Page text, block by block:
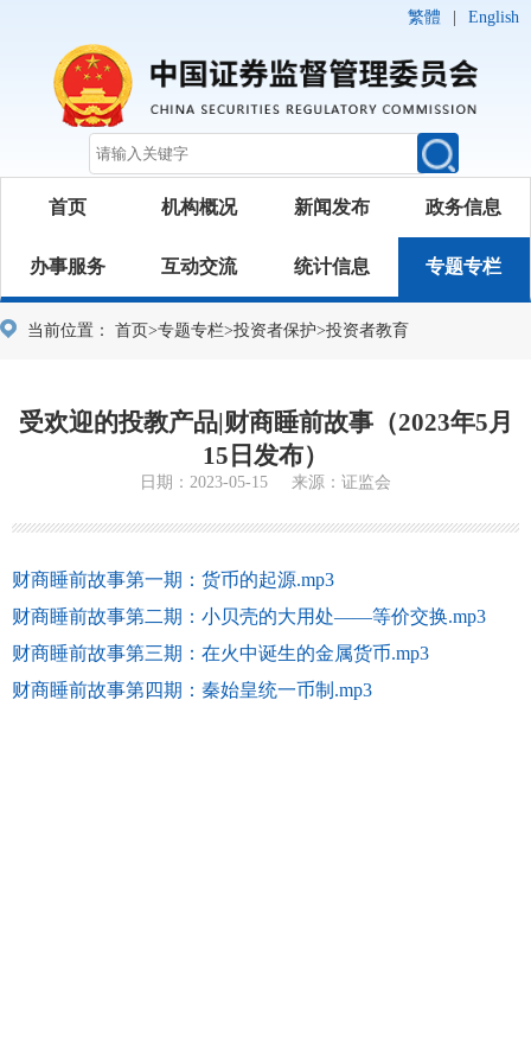
繁體 English
首页 机构概况 新闻发布 政务信息
办事服务 互动交流 统计信息 专题专栏
当前位置： 首页>专题专栏>投资者保护>投资者教育
受欢迎的投教产品|财商睡前故事（2023年5月
15日发布）
日期：2023-05-15 来源：证监会
财商睡前故事第一期：货币的起源.mp3
财商睡前故事第二期：小贝壳的大用处——等价交换.mp3
财商睡前故事第三期：在火中诞生的金属货币.mp3
财商睡前故事第四期：秦始皇统一币制.mp3